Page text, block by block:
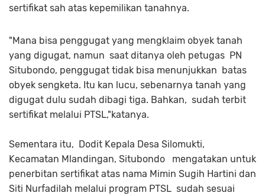
sertifikat sah atas kepemilikan tanahnya.
"Mana bisa penggugat yang mengklaim obyek tanah
yang digugat, namun saat ditanya oleh petugas PN
Situbondo, penggugat tidak bisa menunjukkan batas
obyek sengketa. Itu kan lucu, sebenarnya tanah yang
digugat dulu sudah dibagi tiga. Bahkan, sudah terbit
sertifikat melalui PTSL,"katanya.
Sementara itu, Dodit Kepala Desa Silomukti,
Kecamatan Mlandingan, Situbondo mengatakan untuk
penerbitan sertifikat atas nama Mimin Sugih Hartini dan
Siti Nurfadilah melalui program PTSL sudah sesuai